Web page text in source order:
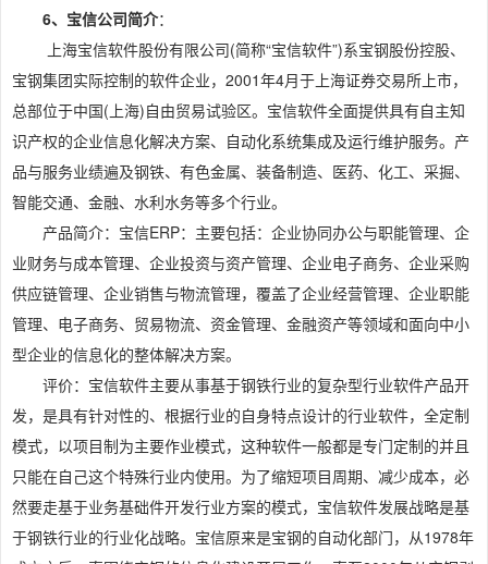
6、宝信公司简介：
上海宝信软件股份有限公司(简称“宝信软件”)系宝钢股份控股、
宝钢集团实际控制的软件企业，2001年4月于上海证券交易所上市，
总部位于中国(上海)自由贸易试验区。宝信软件全面提供具有自主知
识产权的企业信息化解决方案、自动化系统集成及运行维护服务。产
品与服务业绩遍及钢铁、有色金属、装备制造、医药、化工、采掘、
智能交通、金融、水利水务等多个行业。
产品简介：宝信ERP：主要包括：企业协同办公与职能管理、企
业财务与成本管理、企业投资与资产管理、企业电子商务、企业采购
供应链管理、企业销售与物流管理，覆盖了企业经营管理、企业职能
管理、电子商务、贸易物流、资金管理、金融资产等领域和面向中小
型企业的信息化的整体解决方案。
评价：宝信软件主要从事基于钢铁行业的复杂型行业软件产品开
发，是具有针对性的、根据行业的自身特点设计的行业软件，全定制
模式，以项目制为主要作业模式，这种软件一般都是专门定制的并且
只能在自己这个特殊行业内使用。为了缩短项目周期、减少成本，必
然要走基于业务基础件开发行业方案的模式，宝信软件发展战略是基
于钢铁行业的行业化战略。宝信原来是宝钢的自动化部门，从1978年